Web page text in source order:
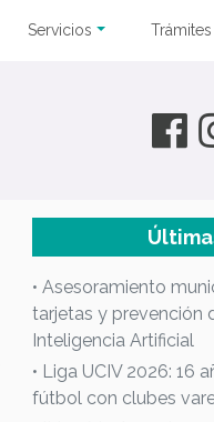
Servicios Trámites
• Asesoramiento
tarjetas y prevención
Inteligencia Artificial
• Liga UCIV 2026: 16
fútbol con clubes